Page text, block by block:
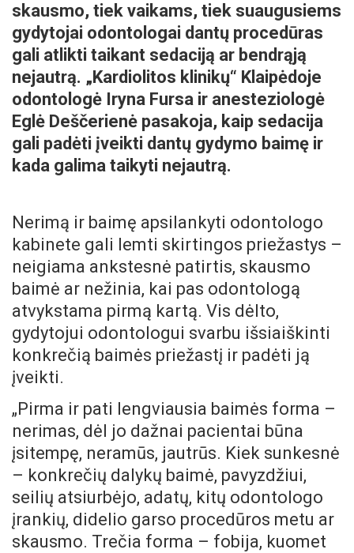
skausmo, tiek vaikams, tiek suaugusiems
gydytojai odontologai dantų procedūras
gali atlikti taikant sedaciją ar bendrąją
nejautrą. „Kardiolitos klinikų“ Klaipėdoje
odontologė Iryna Fursa ir anesteziologė
Eglė Deščerienė pasakoja, kaip sedacija
gali padėti įveikti dantų gydymo baimę ir
kada galima taikyti nejautrą.
Nerimą ir baimę apsilankyti odontologo
kabinete gali lemti skirtingos priežastys –
neigiama ankstesnė patirtis, skausmo
baimė ar nežinia, kai pas odontologą
atvykstama pirmą kartą. Vis dėlto,
gydytojui odontologui svarbu išsiaiškinti
konkrečią baimės priežastį ir padėti ją
įveikti.
„Pirma ir pati lengviausia baimės forma –
nerimas, dėl jo dažnai pacientai būna
įsitempę, neramūs, jautrūs. Kiek sunkesnė
– konkrečių dalykų baimė, pavyzdžiui,
seilių atsiurbėjo, adatų, kitų odontologo
įrankių, didelio garso procedūros metu ar
skausmo. Trečia forma – fobija, kuomet